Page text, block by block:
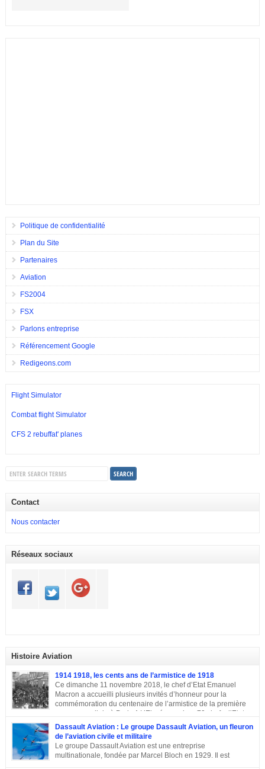
Politique de confidentialité
Plan du Site
Partenaires
Aviation
FS2004
FSX
Parlons entreprise
Référencement Google
Redigeons.com
Flight Simulator
Combat flight Simulator
CFS 2 rebuffat' planes
Contact
Nous contacter
Réseaux sociaux
Histoire Aviation
1914 1918, les cents ans de l’armistice de 1918
Ce dimanche 11 novembre 2018, le chef d’Etat Emanuel
Macron a accueilli plusieurs invités d’honneur pour la
commémoration du centenaire de l’armistice de la première
guerre mondiale à Paris.A L’Elysée, environ 70 chefs d’Etats
et dirigeants ont célébré la cérémonie des cents ans de l’armistice de 1918.
Après une semaine mémorielle les célébrations se sont poursuivies par
une commémoraison à l’Arc de triomphe et un discours du président
Emmanuel Macron.
Dassault Aviation : Le groupe Dassault Aviation, un fleuron
de l’aviation civile et militaire
Le groupe Dassault Aviation est une entreprise
multinationale, fondée par Marcel Bloch en 1929. Il est